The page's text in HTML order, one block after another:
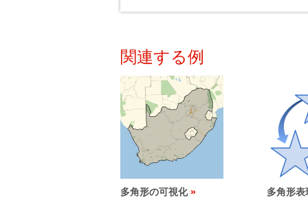
関連する例
多角形の可視化 多角形表